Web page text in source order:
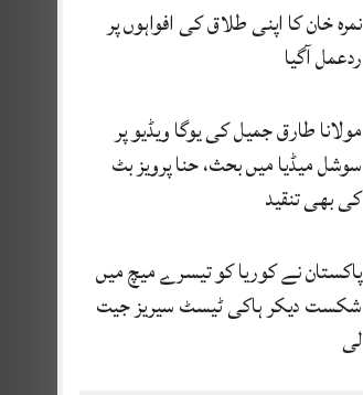
نمرہ خان کا اپنی طلاق کی افواہوں پر
ردعمل آگیا
مولانا طارق جمیل کی یوگا ویڈیو پر
سوشل میڈیا میں بحث، حنا پرویز بٹ
کی بھی تنقید
پاکستان نے کوریا کو تیسرے میچ میں
شکست دیکر ہاکی ٹیسٹ سیریز جیت
لی